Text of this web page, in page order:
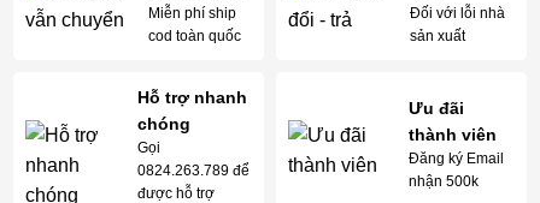
Miễn phí ship
cod toàn quốc
Đối với lỗi nhà
sản xuất
Hỗ trợ nhanh
chóng
Gọi
0824.263.789 để
được hỗ trợ
Ưu đãi
thành viên
Đăng ký Email
nhận 500k